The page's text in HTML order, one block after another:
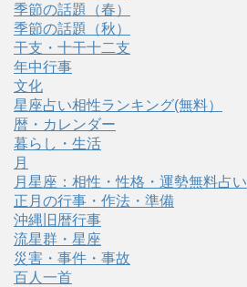
季節の話題（春）
季節の話題（秋）
干支・十干十二支
年中行事
文化
星座占い相性ランキング(無料）
暦・カレンダー
暮らし・生活
月
月星座：相性・性格・運勢無料占い
正月の行事・作法・準備
沖縄旧暦行事
流星群・星座
災害・事件・事故
百人一首